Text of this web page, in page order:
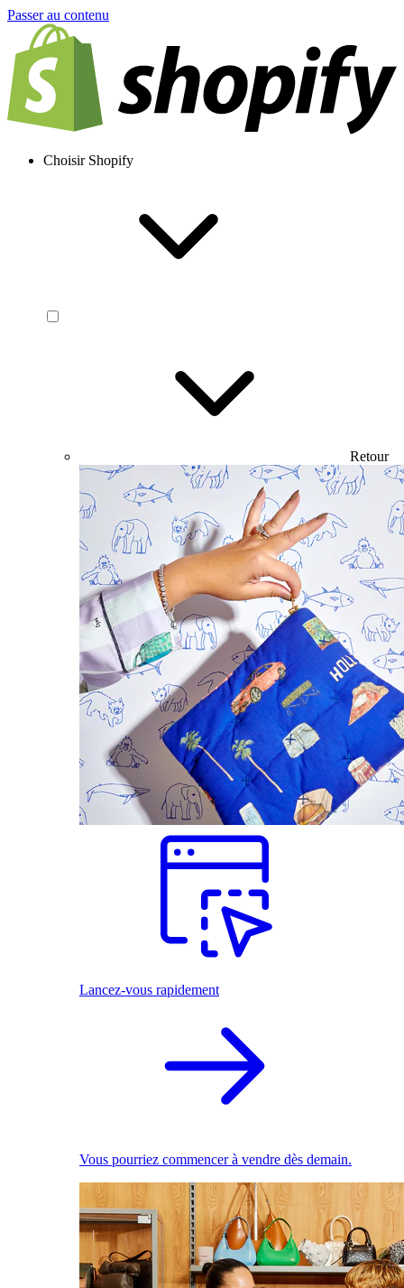
Passer au contenu
Choisir Shopify
Retour
Lancez-vous rapidement
Vous pourriez commencer à vendre dès demain.